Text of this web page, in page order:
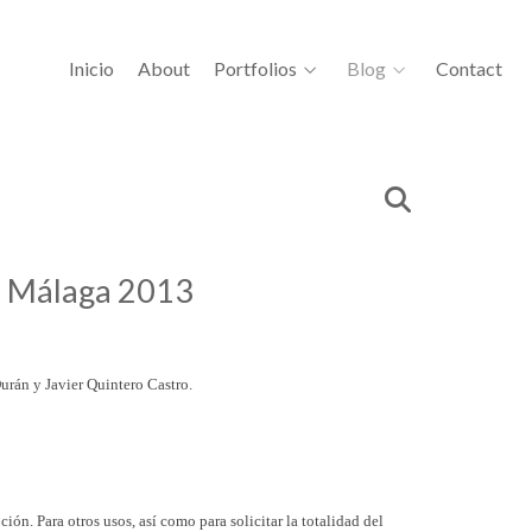
Inicio About Portfolios Blog Contact
Málaga 2013
y Javier Quintero Castro.
Para otros usos, así como para solicitar la totalidad del